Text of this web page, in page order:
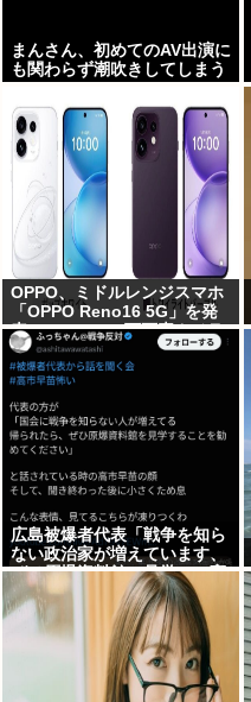
まんさん、初めてのAV出演に
も関わらず潮吹きしてしまう
OPPO、ミドルレンジスマホ
「OPPO Reno16 5G」を発
表。4つの5000万画素カメラ
を搭載し、片手でも操作しや
すい小型モデルに
広島被爆者代表「戦争を知ら
ない政治家が増えています、
ぜひ原爆資料館に見学へ」高
市早苗「はぁ…(ため息)」ジ
ロッ